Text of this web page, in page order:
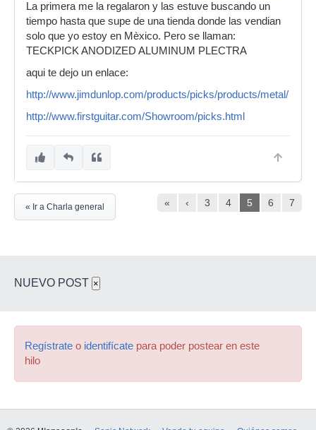
La primera me la regalaron y las estuve buscando un
tiempo hasta que supe de una tienda donde las vendian
solo que yo estoy en Mèxico. Pero se llaman:
TECKPICK ANODIZED ALUMINUM PLECTRA
aqui te dejo un enlace:
http://www.jimdunlop.com/products/picks/products/metal/
http://www.firstguitar.com/Showroom/picks.html
« ‹ 3 4 5 6 7
« Ir a Charla general
NUEVO POST ×
Regístrate o identifícate para poder postear en este
hilo